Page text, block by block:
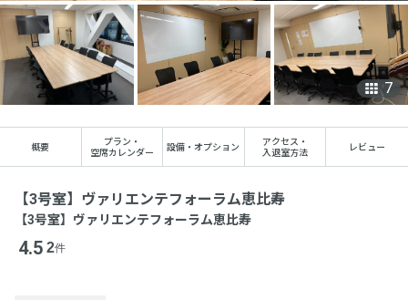
7
概要
プラン ・
空席カレンダー
設備・オプション
アクセス ・
入退室方法
レビュー
【3号室】ヴァリエンテフォーラム恵比寿
【3号室】ヴァリエンテフォーラム恵比寿
4.5 2件